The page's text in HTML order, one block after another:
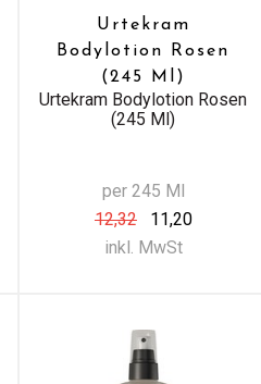
Urtekram
Bodylotion Rosen
(245 Ml)
Urtekram Bodylotion Rosen
(245 Ml)
per 245 Ml
12,32
11,20
inkl. MwSt